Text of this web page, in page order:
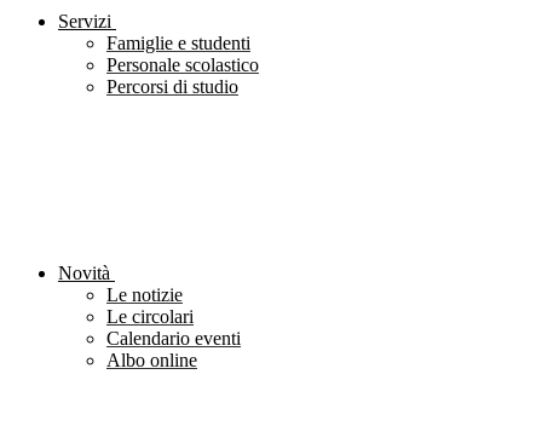
Servizi
Famiglie e studenti
Personale scolastico
Percorsi di studio
Novità
Le notizie
Le circolari
Calendario eventi
Albo online